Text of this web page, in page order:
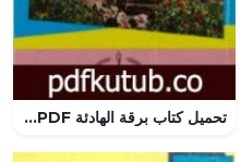
تحميل كتاب برقة الهادئة PDF تأليف رودولفو غراتسياني مجانا [كامل]